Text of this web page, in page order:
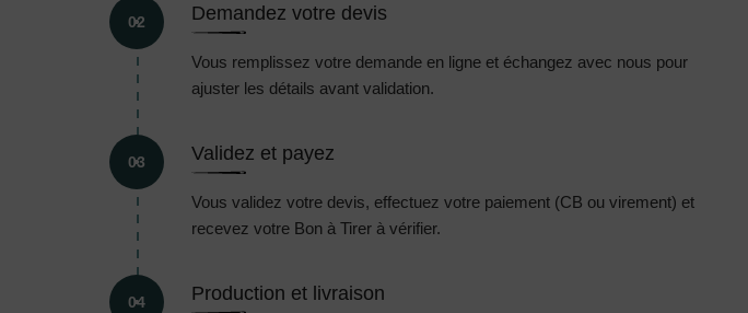
02 Demandez votre devis
Vous remplissez votre demande en ligne et échangez avec nous pour
ajuster les détails avant validation.
03 Validez et payez
Vous validez votre devis, effectuez votre paiement (CB ou virement) et
recevez votre Bon à Tirer à vérifier.
04 Production et livraison